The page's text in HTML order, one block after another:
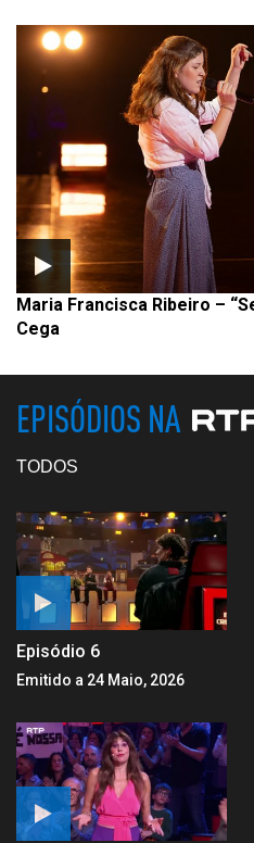
Maria Francisca Ribeiro –
Cega
EPISÓDIOS NA
TODOS
Episódio 6
Emitido a 24 Maio, 2026